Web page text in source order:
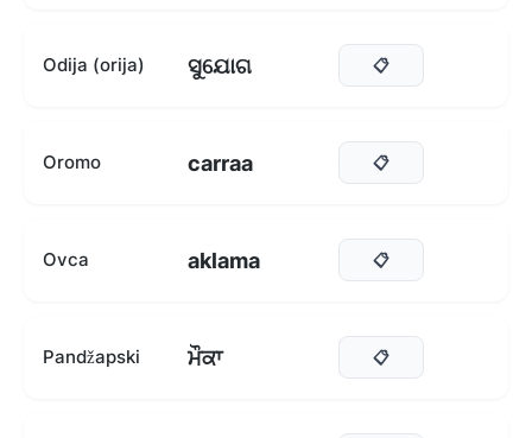
Odija (orija) ସୁଯୋଗ 📋
Oromo carraa 📋
Ovca aklama 📋
Pandžapski ਮੌਕਾ 📋